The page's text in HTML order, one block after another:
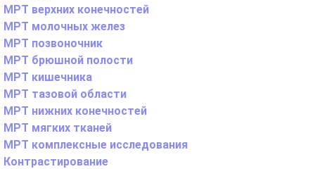
МРТ верхних конечностей
МРТ молочных желез
МРТ позвоночник
МРТ брюшной полости
МРТ кишечника
МРТ тазовой области
МРТ нижних конечностей
МРТ мягких тканей
МРТ комплексные исследования
Контрастирование